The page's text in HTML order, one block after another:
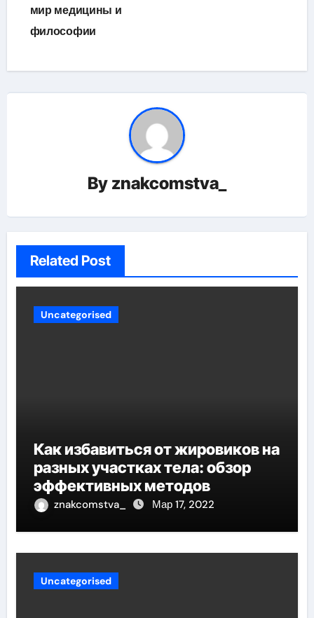
мир медицины и
философии
By znakcomstva_
Related Post
Uncategorised
Как избавиться от жировиков на
разных участках тела: обзор
эффективных методов
znakcomstva_ Мар 17, 2022
Uncategorised